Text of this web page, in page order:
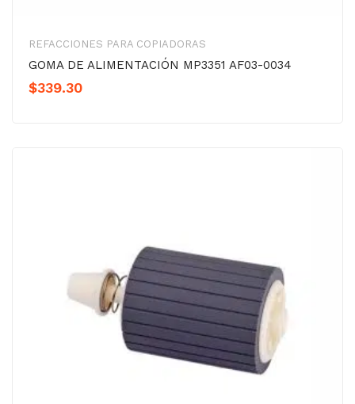
REFACCIONES PARA COPIADORAS
GOMA DE ALIMENTACIÓN MP3351 AF03-0034
$339.30